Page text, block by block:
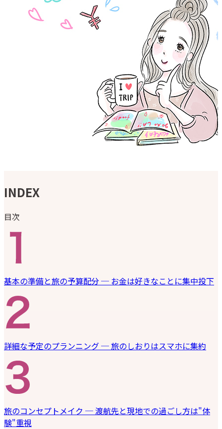
INDEX
目次
基本の準備と旅の予算配分 ─ お金は好きなことに集中投下
詳細な予定のプランニング ─ 旅のしおりはスマホに集約
旅のコンセプトメイク ─ 渡航先と現地での過ごし方は"体
験"重視